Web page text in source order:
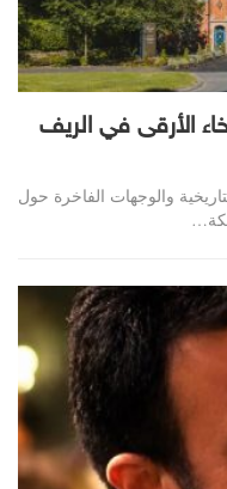
الأرقى في الريف
والوجهات الفاخرة حول